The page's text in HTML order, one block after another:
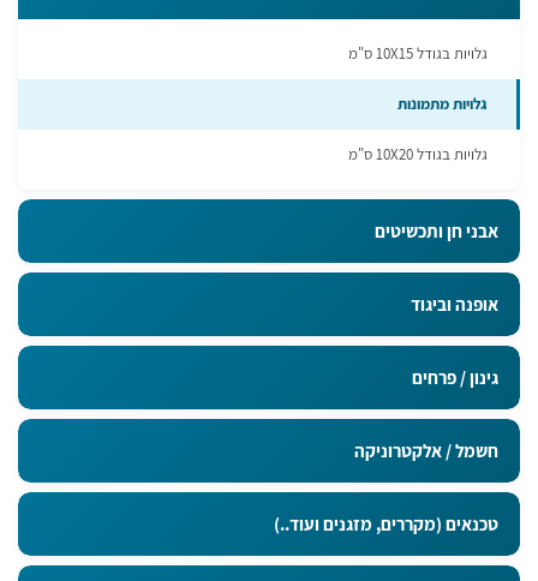
גלויות בגודל 10X15 ס"מ
גלויות מתמונות
גלויות בגודל 10X20 ס"מ
אבני חן ותכשיטים
אופנה וביגוד
גינון / פרחים
חשמל / אלקטרוניקה
טכנאים (מקררים, מזגנים ועוד..)